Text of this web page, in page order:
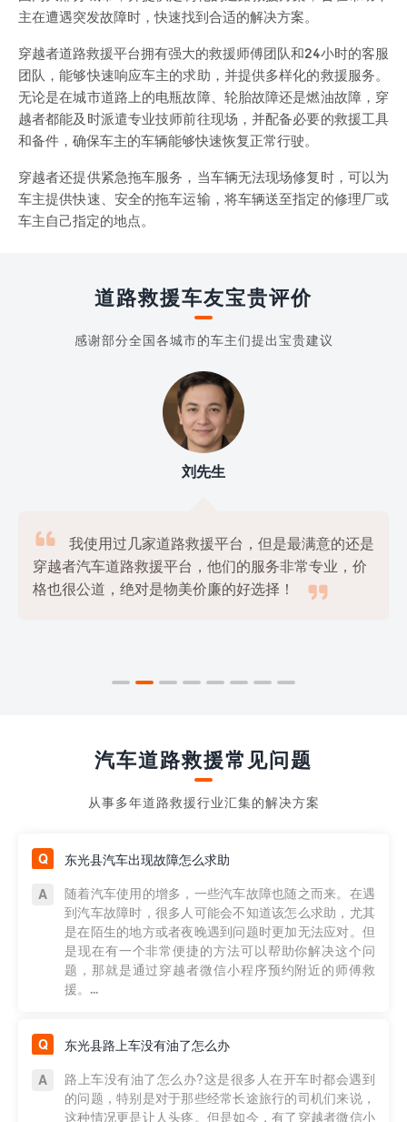
主在遭遇突发故障时，快速找到合适的解决方案。
穿越者道路救援平台拥有强大的救援师傅团队和24小时的客服
团队，能够快速响应车主的求助，并提供多样化的救援服务。
无论是在城市道路上的电瓶故障、轮胎故障还是燃油故障，穿
越者都能及时派遣专业技师前往现场，并配备必要的救援工具
和备件，确保车主的车辆能够快速恢复正常行驶。
穿越者还提供紧急拖车服务，当车辆无法现场修复时，可以为
车主提供快速、安全的拖车运输，将车辆送至指定的修理厂或
车主自己指定的地点。
道路救援车友宝贵评价
感谢部分全国各城市的车主们提出宝贵建议
刘先生

我使用过几家道路救援平台，但是最满意的还是
穿越者汽车道路救援平台，他们的服务非常专业，价
格也很公道，绝对是物美价廉的好选择！

汽车道路救援常见问题
从事多年道路救援行业汇集的解决方案
东光县汽车出现故障怎么求助
随着汽车使用的增多，一些汽车故障也随之而来。在遇
到汽车故障时，很多人可能会不知道该怎么求助，尤其
是在陌生的地方或者夜晚遇到问题时更加无法应对。但
是现在有一个非常便捷的方法可以帮助你解决这个问
题，那就是通过穿越者微信小程序预约附近的师傅救
援。...
东光县路上车没有油了怎么办
路上车没有油了怎么办?这是很多人在开车时都会遇到
的问题，特别是对于那些经常长途旅行的司机们来说，
这种情况更是让人头疼。但是如今，有了穿越者微信小